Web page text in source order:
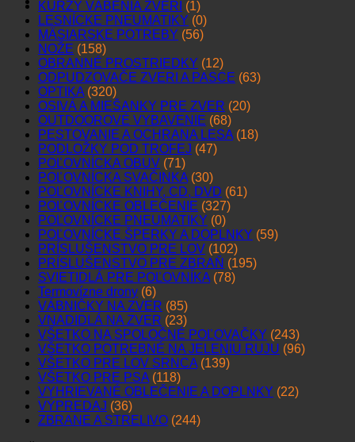
KURZY VÁBENIA ZVERI (1)
LESNÍCKE PNEUMATIKY (0)
MÄSIARSKE POTREBY (56)
NOŽE (158)
OBRANNÉ PROSTRIEDKY (12)
ODPUDZOVAČE ZVERI A PASCE (63)
OPTIKA (320)
OSIVÁ A MIEŠANKY PRE ZVER (20)
OUTDOOROVÉ VYBAVENIE (68)
PESTOVANIE A OCHRANA LESA (18)
PODLOŽKY POD TROFEJ (47)
POĽOVNÍCKA OBUV (71)
POĽOVNÍCKA SVAČINKA (30)
POĽOVNÍCKE KNIHY, CD, DVD (61)
POĽOVNÍCKE OBLEČENIE (327)
POĽOVNÍCKE PNEUMATIKY (0)
POĽOVNÍCKE ŠPERKY A DOPLNKY (59)
PRÍSLUŠENSTVO PRE LOV (102)
PRÍSLUŠENSTVO PRE ZBRAŇ (195)
SVIETIDLÁ PRE POĽOVNÍKA (78)
Termovízne drony (6)
VÁBNIČKY NA ZVER (85)
VNADIDLÁ NA ZVER (23)
VŠETKO NA SPOLOČNÉ POĽOVAČKY (243)
VŠETKO POTREBNÉ NA JELENIU RUJU (96)
VŠETKO PRE LOV SRNCA (139)
VŠETKO PRE PSA (118)
VYHRIEVANÉ OBLEČENIE A DOPLNKY (22)
VÝPREDAJ (36)
ZBRANE A STRELIVO (244)